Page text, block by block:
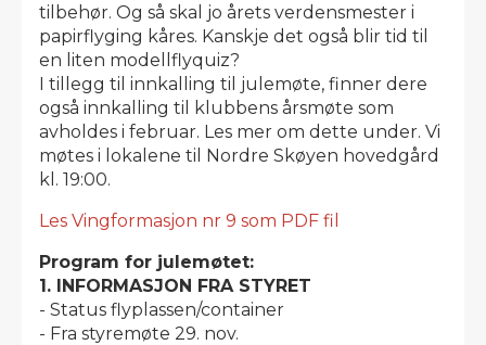
tilbehør. Og så skal jo årets verdensmester i
papirflyging kåres. Kanskje det også blir tid til
en liten modellflyquiz?
I tillegg til innkalling til julemøte, finner dere
også innkalling til klubbens årsmøte som
avholdes i februar. Les mer om dette under. Vi
møtes i lokalene til Nordre Skøyen hovedgård
kl. 19:00.
Les Vingformasjon nr 9 som PDF fil
Program for julemøtet:
1. INFORMASJON FRA STYRET
- Status flyplassen/container
- Fra styremøte 29. nov.